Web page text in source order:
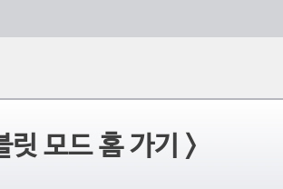
릿 모드 홈 가기 >